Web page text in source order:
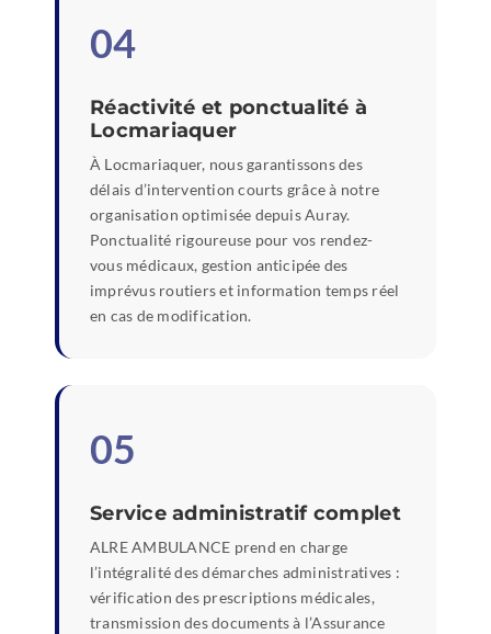
04
Réactivité et ponctualité à
Locmariaquer
À Locmariaquer, nous garantissons des
délais d’intervention courts grâce à notre
organisation optimisée depuis Auray.
Ponctualité rigoureuse pour vos rendez-
vous médicaux, gestion anticipée des
imprévus routiers et information temps réel
en cas de modification.
05
Service administratif complet
ALRE AMBULANCE prend en charge
l’intégralité des démarches administratives :
vérification des prescriptions médicales,
transmission des documents à l’Assurance